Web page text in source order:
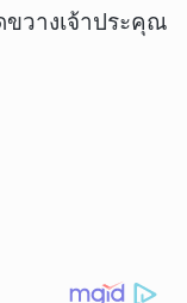
ขวางเจ้าประคุณ